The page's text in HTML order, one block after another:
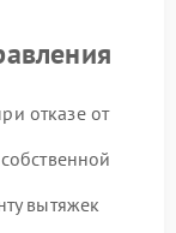
отказе от
вытяжек